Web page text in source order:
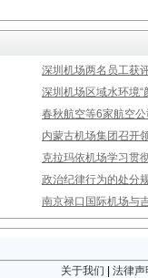
深圳机场两名员工获
深圳机场区域水环境“
春秋航空等6家航空
内蒙古机场集团召开
克拉玛依机场学习贯
政治纪律行为的处分
南京禄口国际机场与
关于我们
法律声